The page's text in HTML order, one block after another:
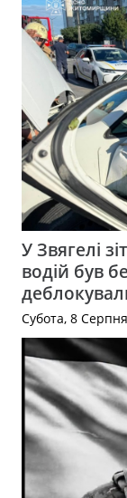
У Звягелі
водій був
Субота, 8